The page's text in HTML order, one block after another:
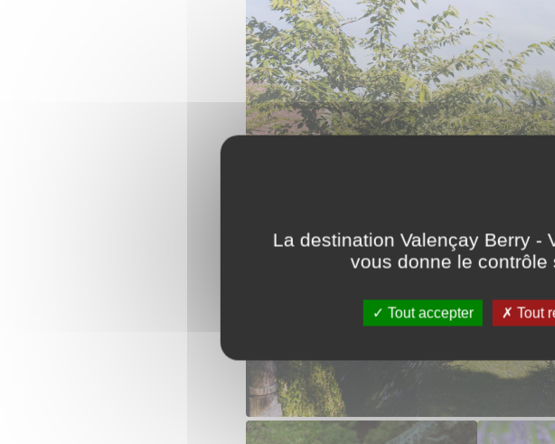
La destination Valençay Berry -
vous donne le
Tout accepter Tout